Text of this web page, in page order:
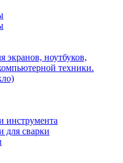
экранов, ноутбуков,
техники.
инструмента
для сварки